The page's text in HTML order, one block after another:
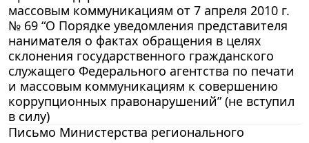
массовым коммуникациям от 7 апреля 2010 г.
№ 69 “О Порядке уведомления представителя
нанимателя о фактах обращения в целях
склонения государственного гражданского
служащего Федерального агентства по печати
и массовым коммуникациям к совершению
коррупционных правонарушений” (не вступил
в силу)
Письмо Министерства регионального